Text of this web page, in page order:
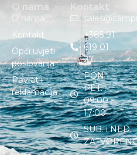
O nama
O nama
Kontakt
Opći uvjeti
poslovanja
Povrat i
reklamacija
Kontakt
+385 91
619 01
27
PON. –
PET. :
09:00 –
17:00
SUB. i NED. :